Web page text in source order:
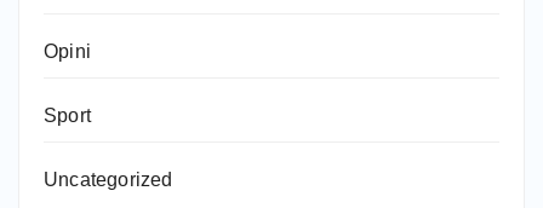
Opini
Sport
Uncategorized